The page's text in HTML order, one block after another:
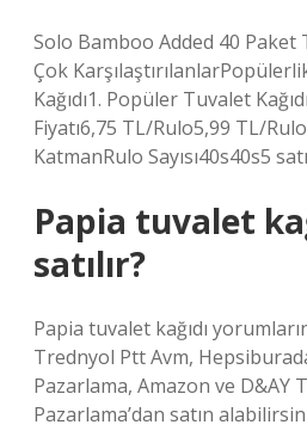
Solo Bamboo Added 40 Paket
Çok
Kağıdı1. Popüler Tuvalet
Fiyatı6,75 TL/Rulo5,99 TL/
KatmanRulo Sayısı40s40s5
Papia tuvalet
satılır?
Papia tuvalet kağıdı
Trednyol Ptt Avm,
Pazarlama, Amazon ve D&AY
Pazarlama’dan satın